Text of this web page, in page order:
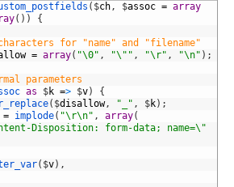
( $ch, $assoc = array
( ) ) {
for "name" and "filename"
= array( "\0" , "\"" , "\r" , "\n" ) ;
parameters
as $k => $v)
{
( $disallow, "_" , $k) ;
= implode( "\r\n" , array(
Disposition: form-data; name=\"
( $v) ,